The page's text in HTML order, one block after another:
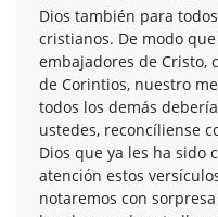
Dios también para
cristianos. De modo
embajadores de Cristo,
de Corintios, nuestro
todos los demás
ustedes, reconcíliense
Dios que ya les ha sido
atención estos
notaremos con